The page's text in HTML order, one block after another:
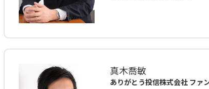
真木喬敏
ありがとう投信株式会社 ファ